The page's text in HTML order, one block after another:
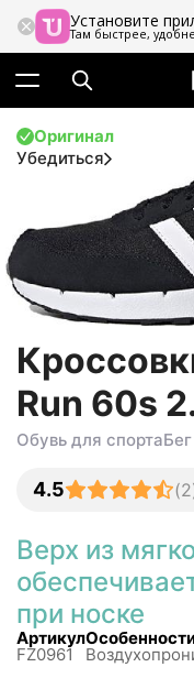
Установите
Там быстрее,
Оригинал
Убедиться
Run 60s
Обувь для спортаБег
4.5 (2
Верх из
при носке
Артикул
FZ0961